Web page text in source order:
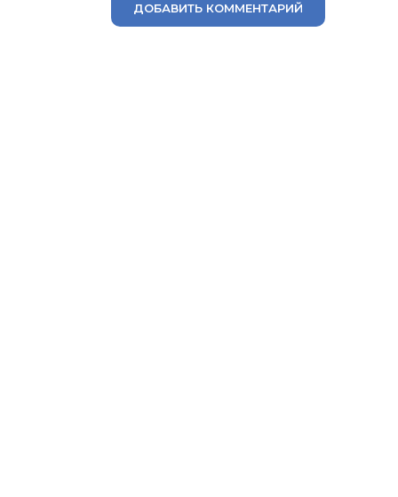
ДОБАВИТЬ КОММЕНТАРИЙ